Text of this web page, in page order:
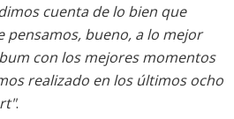
cuenta de lo bien que
pensamos, bueno, a lo mejor
con los mejores momentos
realizado en los últimos ocho
.